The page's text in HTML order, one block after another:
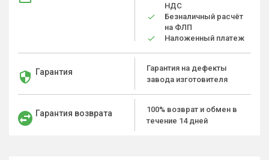
НДС
Безналичный расчёт
на ФЛП
Наложенный платеж
Гарантия
Гарантия на дефекты
завода изготовителя
Гарантия возврата
100% возврат и обмен в
течение 14 дней